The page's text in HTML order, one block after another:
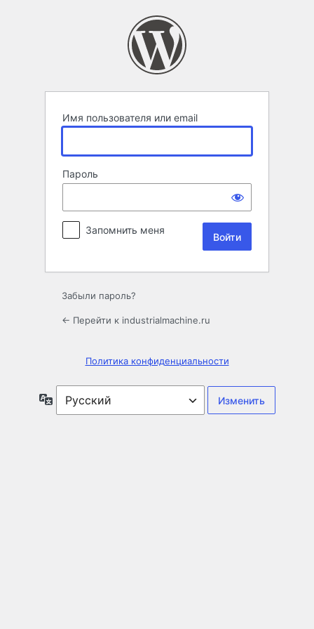
Имя пользователя или email
Пароль
Запомнить меня
Забыли пароль?
← Перейти к industrialmachine.ru
Политика конфиденциальности
Язык